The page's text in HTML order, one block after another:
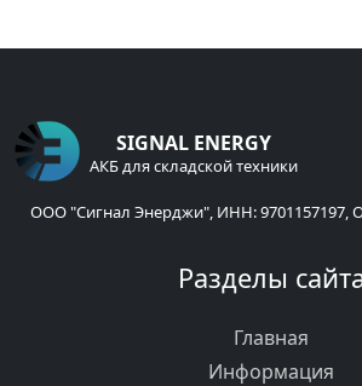
SIGNAL ENERGY
АКБ для складской техники
ООО "Сигнал Энерджи", ИНН: 9701157197,
Разделы
Главная
Информация